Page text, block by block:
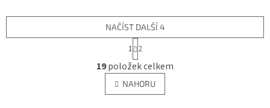
O
v
l
á
NAČÍST DALŠÍ 4
t
r
á
n
k
1 2
19položek celkem
NAHORU